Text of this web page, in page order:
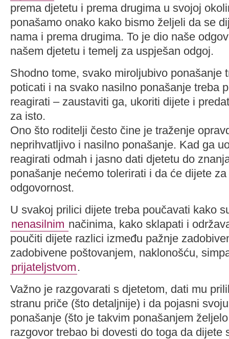
prema djetetu i prema drugima u svojoj
ponašamo onako kako bismo željeli da se
nama i prema drugima. To je dio naše
našem djetetu i temelj za uspješan odgoj.
Shodno tome, svako miroljubivo ponašanje
poticati i na svako nasilno ponašanje treba
reagirati – zaustaviti ga, ukoriti dijete i
za isto.
Ono što roditelji često čine je traženje
neprihvatljivo i nasilno ponašanje. Kad ga
reagirati odmah i jasno dati djetetu do
ponašanje nećemo tolerirati i da će dijete
odgovornost.
U svakoj prilici dijete treba poučavati kako
nenasilnim načinima, kako sklapati i
poučiti dijete razlici između pažnje
zadobivene poštovanjem, naklonošću,
prijateljstvom .
Važno je razgovarati s djetetom, dati mu
stranu priče (što detaljnije) i da pojasni
ponašanje (što je takvim ponašanjem
razgovor trebao bi dovesti do toga da dijete